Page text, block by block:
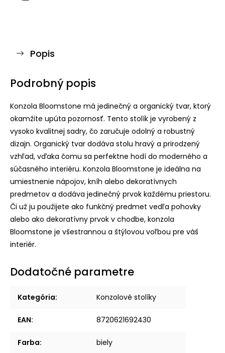
Popis
Podrobný popis
Konzola Bloomstone má jedinečný a organický tvar, ktorý
okamžite upúta pozornosť. Tento stolík je vyrobený z
vysoko kvalitnej sadry, čo zaručuje odolný a robustný
dizajn. Organický tvar dodáva stolu hravý a prirodzený
vzhľad, vďaka čomu sa perfektne hodí do moderného a
súčasného interiéru. Konzola Bloomstone je ideálna na
umiestnenie nápojov, kníh alebo dekoratívnych
predmetov a dodáva jedinečný prvok každému priestoru.
Či už ju použijete ako funkčný predmet vedľa pohovky
alebo ako dekoratívny prvok v chodbe, konzola
Bloomstone je všestrannou a štýlovou voľbou pre váš
interiér.
Dodatočné parametre
Kategória: Konzolové stolíky
EAN: 8720621692430
Farba: biely